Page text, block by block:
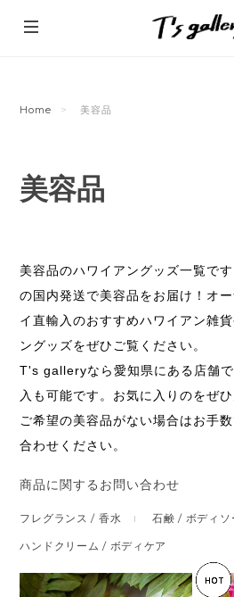
Home 美容品
美容品
美容品のハワイアングッズ一覧で
の国内発送で美容品をお届け！オ
イ直輸入のおすすめハワイアン雑
ングッズをぜひご覧ください。
T's galleryなら愛知県にある店舗
入も可能です。お気に入りのをぜ
ご希望の美容品がない場合はお手
合わせください。
商品に関するお問い合わせ
フレグランス / 香水 石鹸 / ボディソ
ハンドクリーム / ボディケア